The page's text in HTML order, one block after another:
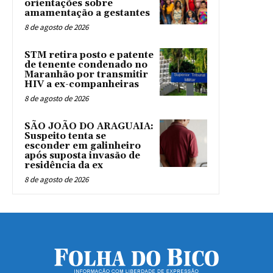
orientações sobre
amamentação a gestantes
8 de agosto de 2026
STM retira posto e patente
de tenente condenado no
Maranhão por transmitir
HIV a ex-companheiras
8 de agosto de 2026
SÃO JOÃO DO ARAGUAIA:
Suspeito tenta se
esconder em galinheiro
após suposta invasão de
residência da ex
8 de agosto de 2026